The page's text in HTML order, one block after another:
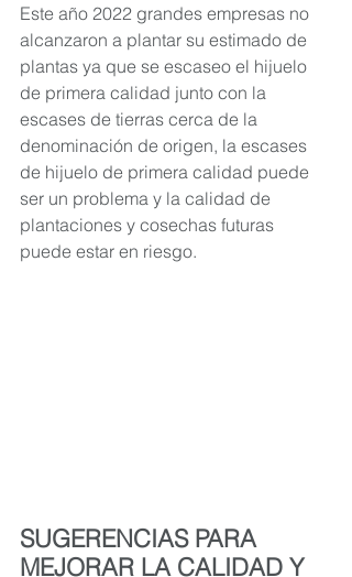
Este año 2022 grandes empresas no
alcanzaron a plantar su estimado de
plantas ya que se escaseo el hijuelo
de primera calidad junto con la
escases de tierras cerca de la
denominación de origen, la escases
de hijuelo de primera calidad puede
ser un problema y la calidad de
plantaciones y cosechas futuras
puede estar en riesgo.
SUGERENCIAS PARA
MEJORAR LA CALIDAD Y